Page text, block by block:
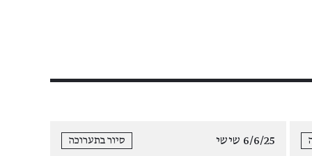
6/6/25 שישי סיור בתערוכה